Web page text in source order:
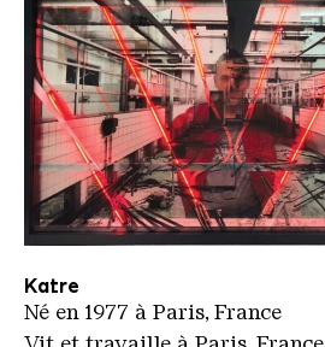
Katre
Copyright: Katre
Katre
Né en 1977 à Paris, France